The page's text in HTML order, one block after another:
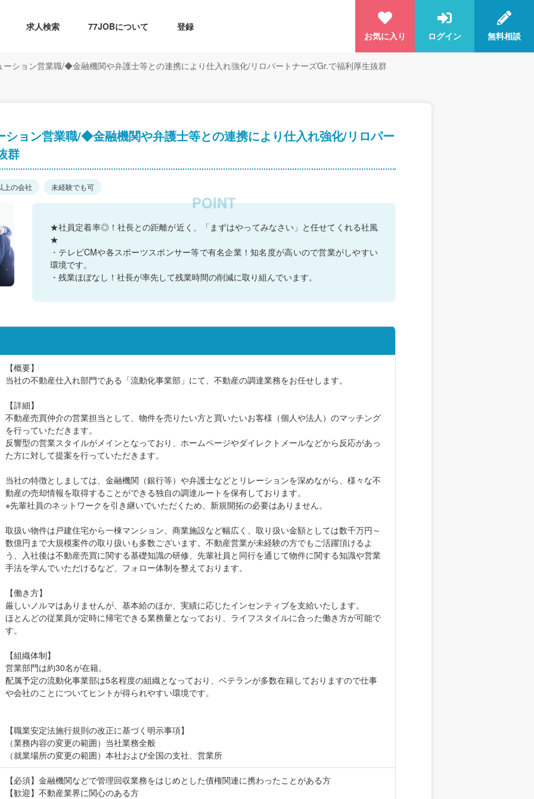
求人検索 77JOBについて
登録
お気に入り
ログイン 無料相談
ーション営業職/◆金融機関や弁護士等との連携により仕入れ強化/リロパートナーズGr.で福利厚生抜群
ション営業職/◆金融機関や弁護士等との連携により仕入れ強化/リロパー
群
上の会社 未経験でも可
★社員定着率◎！社長との距離が近く、「まずはやってみなさい」と任せてくれる社風
★
・テレビCMや各スポーツスポンサー等で有名企業！知名度が高いので営業がしやすい
環境です。
・残業ほぼなし！社長が率先して残業時間の削減に取り組んでいます。
【概要】
当社の不動産仕入れ部門である「流動化事業部」にて、不動産の調達業務をお任せします。
【詳細】
不動産売買仲介の営業担当として、物件を売りたい方と買いたいお客様（個人や法人）のマッチング
を行っていただきます。
反響型の営業スタイルがメインとなっており、ホームページやダイレクトメールなどから反応があっ
た方に対して提案を行っていただきます。
当社の特徴としましては、金融機関（銀行等）や弁護士などとリレーションを深めながら、様々な不
動産の売却情報を取得することができる独自の調達ルートを保有しております。
※先輩社員のネットワークを引き継いでいただくため、新規開拓の必要はありません。
取扱い物件は戸建住宅から一棟マンション、商業施設など幅広く、取り扱い金額としては数千万円～
数億円まで大規模案件の取り扱いも多数ございます。不動産営業が未経験の方でもご活躍頂けるよ
う、入社後は不動産売買に関する基礎知識の研修、先輩社員と同行を通じて物件に関する知識や営業
手法を学んでいただけるなど、フォロー体制を整えております。
【働き方】
厳しいノルマはありませんが、基本給のほか、実績に応じたインセンティブを支給いたします。
ほとんどの従業員が定時に帰宅できる業務量となっており、ライフスタイルに合った働き方が可能で
す。
【組織体制】
営業部門は約30名が在籍。
配属予定の流動化事業部は5名程度の組織となっており、ベテランが多数在籍しておりますので仕事
や会社のことについてヒントが得られやすい環境です。
【職業安定法施行規則の改正に基づく明示事項】
（業務内容の変更の範囲）当社業務全般
（就業場所の変更の範囲）本社および全国の支社、営業所
【必須】金融機関などで管理回収業務をはじめとした債権関連に携わったことがある方
【歓迎】不動産業界に関心のある方